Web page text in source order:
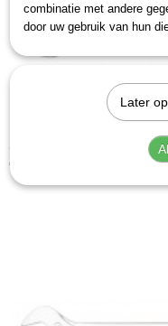
Gedore 1 B 24 (6002370)
€ 18,90
combinatie met andere
door uw gebruik van hun
Later